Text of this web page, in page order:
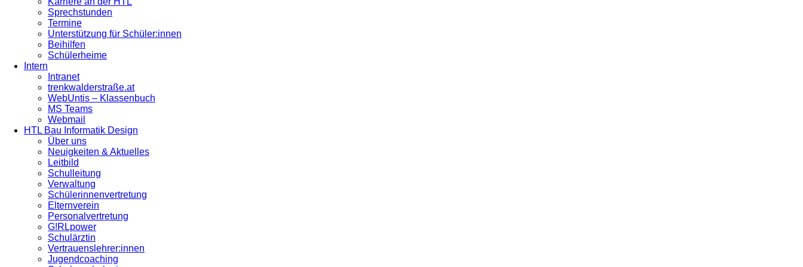
Sprechstunden
Termine
Unterstützung für Schüler:innen
Beihilfen
Schülerheime
Intern
Intranet
trenkwalderstraße.at
WebUntis – Klassenbuch
MS Teams
Webmail
HTL Bau Informatik Design
Über uns
Neuigkeiten & Aktuelles
Leitbild
Schulleitung
Verwaltung
Schülerinnenvertretung
Elternverein
Personalvertretung
G!RLpower
Schulärztin
Vertrauenslehrer:innen
Jugendcoaching